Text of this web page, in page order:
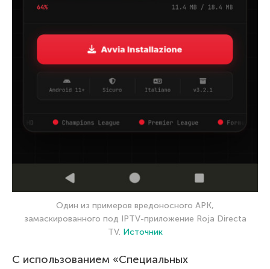
Один из примеров вредоносного APK,
замаскированного под IPTV-приложение Roja Directa
TV. Источник
С использованием «Специальных